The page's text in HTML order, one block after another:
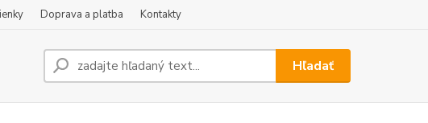
Doprava a platba Kontakty
Hľadať